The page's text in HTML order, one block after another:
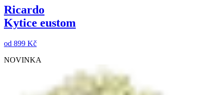
Ricardo
Kytice eustom
od 899 Kč
NOVINKA